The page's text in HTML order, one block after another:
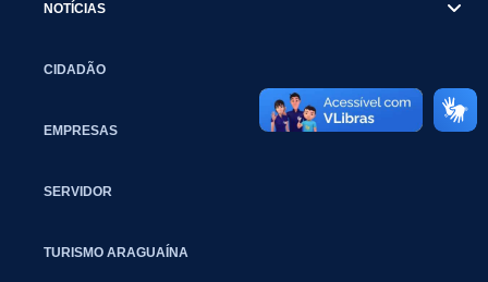
NOTÍCIAS
CIDADÃO
EMPRESAS
SERVIDOR
TURISMO ARAGUAÍNA